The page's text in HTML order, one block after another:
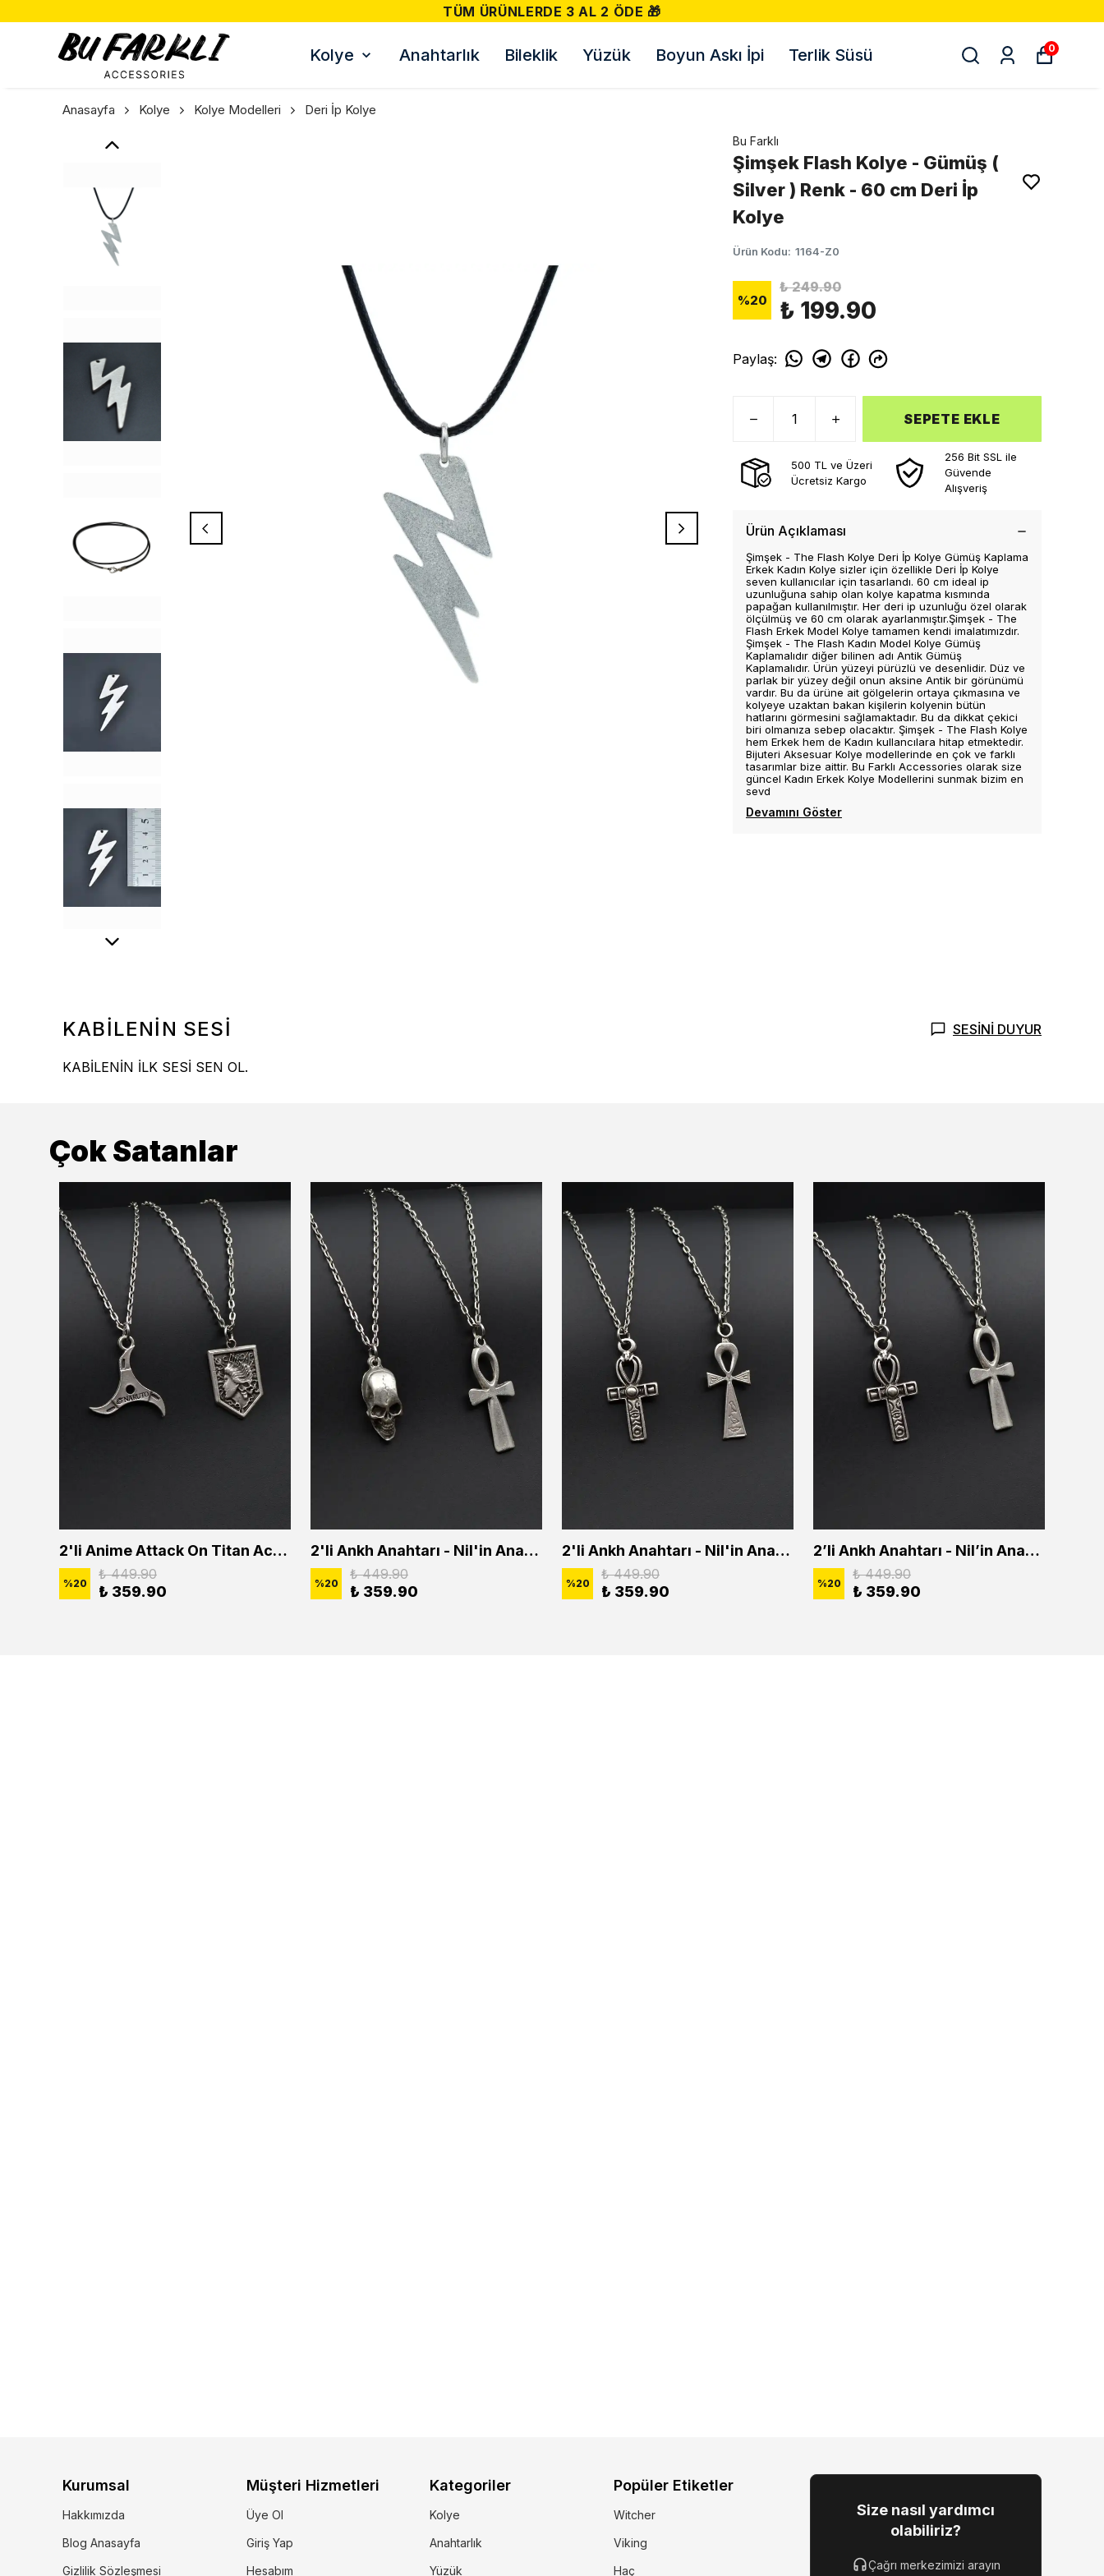
TÜM ÜRÜNLERDE 3 AL 2 ÖDE 🎁
Kolye Anahtarlık Bileklik Yüzük Boyun Askı İpi Terlik Süsü 0
Anasayfa Kolye Kolye Modelleri Deri İp Kolye
Bu Farklı
Şimşek Flash Kolye - Gümüş (
Silver ) Renk - 60 cm Deri İp
Kolye
Ürün Kodu: 1164-Z0
%20
₺ 249.90
₺ 199.90
Paylaş:
SEPETE EKLE
500 TL ve Üzeri
Ücretsiz Kargo
256 Bit SSL ile
Güvende
Alışveriş
Ürün Açıklaması
Şimşek - The Flash Kolye Deri İp Kolye Gümüş Kaplama
Erkek Kadın Kolye sizler için özellikle Deri İp Kolye
seven kullanıcılar için tasarlandı. 60 cm ideal ip
uzunluğuna sahip olan kolye kapatma kısmında
papağan kullanılmıştır. Her deri ip uzunluğu özel olarak
ölçülmüş ve 60 cm olarak ayarlanmıştır.Şimşek - The
Flash Erkek Model Kolye tamamen kendi imalatımızdır.
Şimşek - The Flash Kadın Model Kolye Gümüş
Kaplamalıdır diğer bilinen adı Antik Gümüş
Kaplamalıdır. Ürün yüzeyi pürüzlü ve desenlidir. Düz ve
parlak bir yüzey değil onun aksine Antik bir görünümü
vardır. Bu da ürüne ait gölgelerin ortaya çıkmasına ve
kolyeye uzaktan bakan kişilerin kolyenin bütün
hatlarını görmesini sağlamaktadır. Bu da dikkat çekici
biri olmanıza sebep olacaktır. Şimşek - The Flash Kolye
hem Erkek hem de Kadın kullancılara hitap etmektedir.
Bijuteri Aksesuar Kolye modellerinde en çok ve farklı
tasarımlar bize aittir. Bu Farklı Accessories olarak size
güncel Kadın Erkek Kolye Modellerini sunmak bizim en
sevd
Devamını Göster
KABİLENİN SESİ SESİNİ DUYUR
KABİLENİN İLK SESİ SEN OL.
Çok Satanlar
2'li Anime Attack On Titan Acrylic Maria Anime Naruto Erkek Kadın Kolye Seti
%20
₺ 449.90
₺ 359.90
2'li Ankh Anahtarı - Nil'in Anahtarı - Kuru Kafa Erkek Kadın Kolye Seti
%20
₺ 449.90
₺ 359.90
2'li Ankh Anahtarı - Nil'in Anahtarı Erkek Kadın Kolye Seti
%20
₺ 449.90
₺ 359.90
2’li Ankh Anahtarı - Nil’in Anahtarı Erkek Kadın Kolye Seti
%20
₺ 449.90
₺ 359.90
Kurumsal
Hakkımızda
Blog Anasayfa
Gizlilik Sözleşmesi
Müşteri Hizmetleri
Üye Ol
Giriş Yap
Hesabım
Kategoriler
Kolye
Anahtarlık
Yüzük
Popüler Etiketler
Witcher
Viking
Haç
Size nasıl yardımcı
olabiliriz?
Çağrı merkezimizi arayın